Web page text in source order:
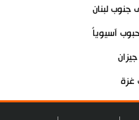
جنوب لبنان
آسيوياً
غزة
العراق